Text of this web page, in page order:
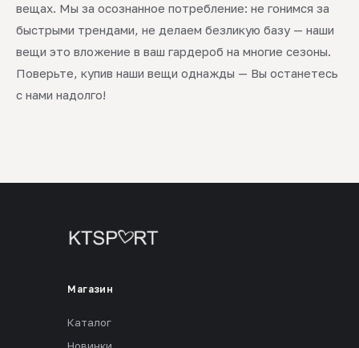
вещах. Мы за осознанное потребление: не гонимся за
быстрыми трендами, не делаем безликую базу — наши
вещи это вложение в ваш гардероб на многие сезоны.
Поверьте, купив наши вещи однажды — Вы останетесь
с нами надолго!
Магазин
Каталог